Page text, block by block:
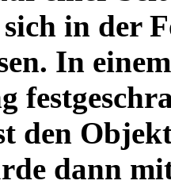
in der
In
den
dann